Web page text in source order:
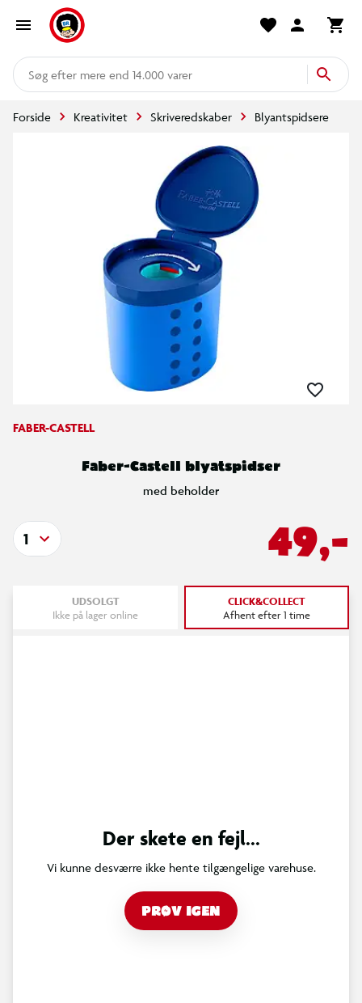
mere end 14.000 varer
Forside Kreativitet Skriveredskaber Blyantspidsere
FABER-CASTELL
Faber-Castell blyatspidser
med beholder
49,-
1
UDSOLGT
Ikke på lager online
CLICK&COLLECT
Afhent efter 1 time
Der skete en fejl...
Vi kunne desværre ikke hente tilgængelige varehuse.
PRØV IGEN